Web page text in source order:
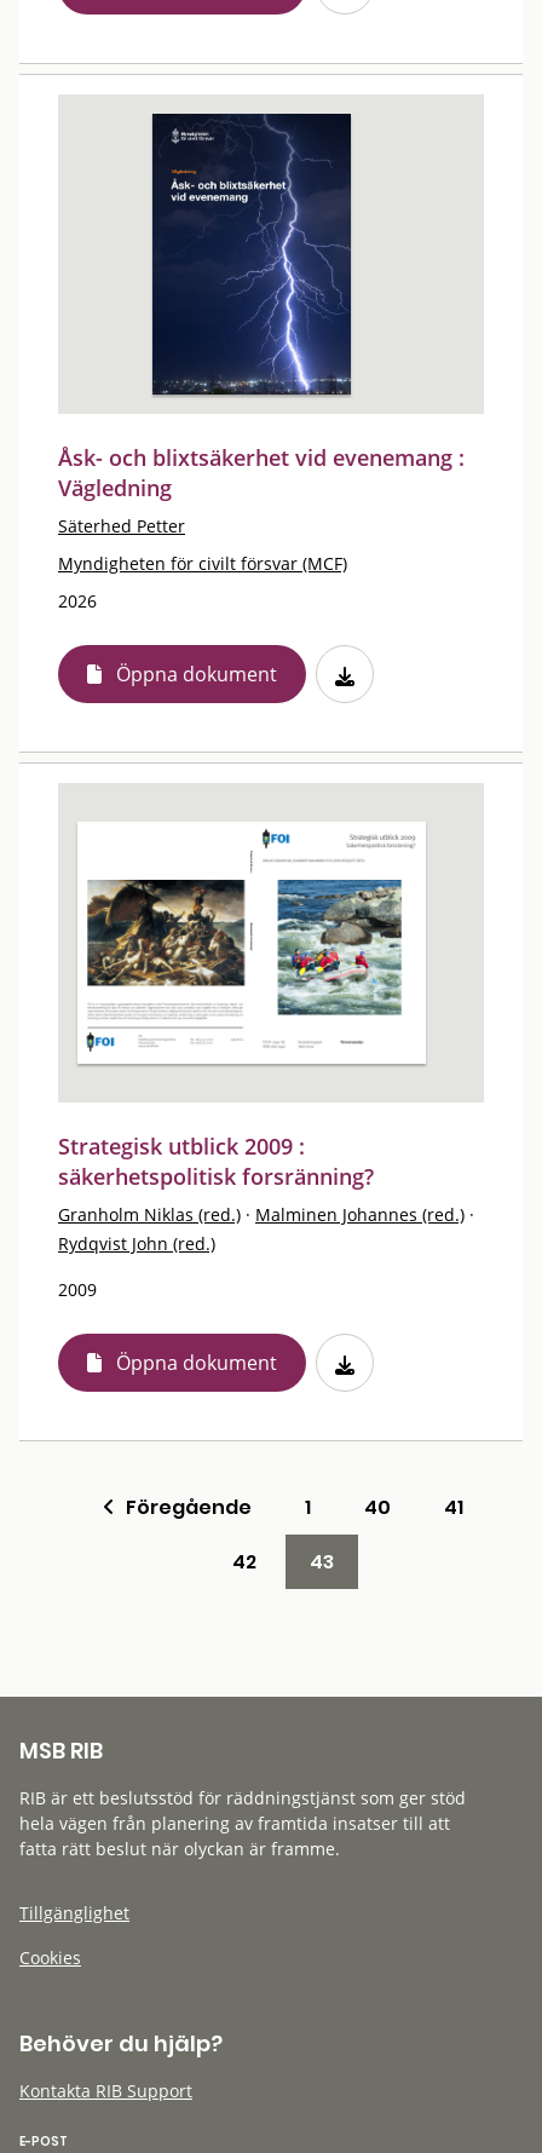
Åsk- och blixtsäkerhet vid evenemang :
Vägledning
Säterhed Petter
Myndigheten för civilt försvar (MCF)
2026
Öppna dokument
Strategisk utblick 2009 :
säkerhetspolitisk forsränning?
Granholm Niklas (red.) · Malminen Johannes (red.) ·
Rydqvist John (red.)
2009
Öppna dokument
Föregående 1 40
41
42
43
MSB RIB
RIB är ett beslutsstöd för räddningstjänst som ger stöd
hela vägen från planering av framtida insatser till att
fatta rätt beslut när olyckan är framme.
Tillgänglighet
Cookies
Behöver du hjälp?
Kontakta RIB Support
E-POST